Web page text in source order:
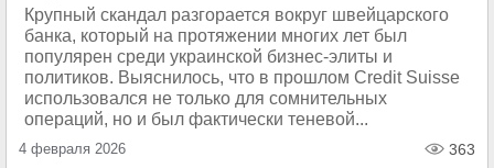
Крупный скандал разгорается вокруг швейцарского
банка, который на протяжении многих лет был
популярен среди украинской бизнес-элиты и
политиков. Выяснилось, что в прошлом Credit Suisse
использовался не только для сомнительных
операций, но и был фактически теневой...
4 февраля 2026 363